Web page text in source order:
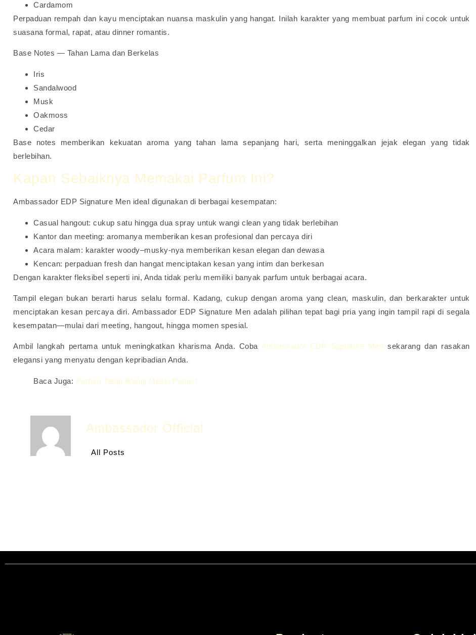
Cardamom
Perpaduan rempah dan kayu menciptakan nuansa maskulin yang hangat. Inilah karakter yang membuat parfum ini cocok untuk
suasana formal, rapat, atau dinner romantis.
Base Notes — Tahan Lama dan Berkelas
Iris
Sandalwood
Musk
Oakmoss
Cedar
Base notes memberikan kekuatan aroma yang tahan lama sepanjang hari, serta meninggalkan jejak elegan yang tidak
berlebihan.
Kapan Sebaiknya Memakai Parfum Ini?
Ambassador EDP Signature Men ideal digunakan di berbagai kesempatan:
Casual hangout: cukup satu hingga dua spray untuk wangi clean yang tidak berlebihan
Kantor dan meeting: aromanya memberikan kesan profesional dan percaya diri
Acara malam: karakter woody–musky-nya memberikan kesan elegan dan dewasa
Kencan: perpaduan fresh dan hangat menciptakan kesan yang intim dan berkesan
Dengan karakter fleksibel seperti ini, Anda tidak perlu memiliki banyak parfum untuk berbagai acara.
Tampil elegan bukan berarti harus selalu formal. Kadang, cukup dengan aroma yang clean, maskulin, dan berkarakter untuk
menciptakan kesan percaya diri. Ambassador EDP Signature Men adalah pilihan tepat bagi pria yang ingin tampil rapi di segala
kesempatan—mulai dari meeting, hangout, hingga momen spesial.
Ambil langkah pertama untuk meningkatkan kharisma Anda. Coba Ambassador EDP Signature Men sekarang dan rasakan
elegansi yang menyatu dengan kepribadian Anda.
Baca Juga: Parfum Tetap Wangi Meski Panas!
Ambassador Official
All Posts